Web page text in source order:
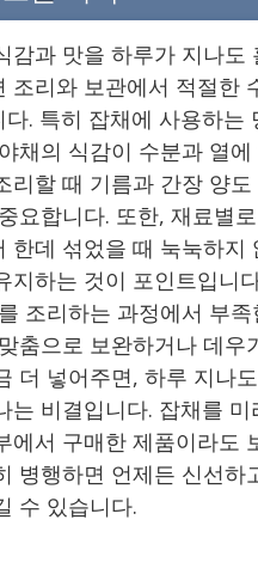
감과 맛을 하루가 지나도
조리와 보관에서 적절한
다. 특히 잡채에 사용하는
채의 식감이 수분과 열
리할 때 기름과 간장 양
요합니다. 또한, 재료별
한데 섞었을 때 눅눅하지
지하는 것이 포인트입니
조리하는 과정에서 부
춤으로 보완하거나 데우
더 넣어주면, 하루 지나
는 비결입니다. 잡채를 미
에서 구매한 제품이라도
병행하면 언제든 신선하
수 있습니다.